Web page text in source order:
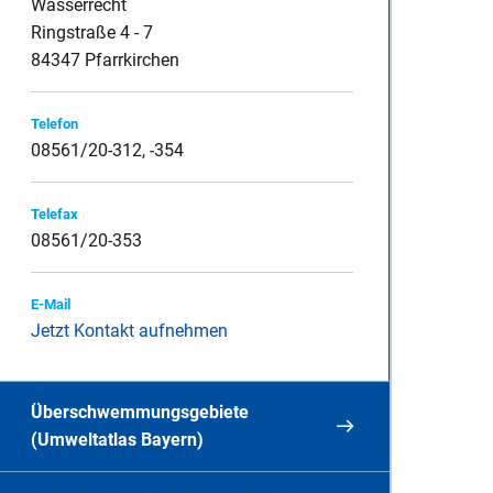
des
Wasserrecht
Ringstraße 4 - 7
84347 Pfarrkirchen
Telefon
08561/20-312, -354
Telefax
08561/20-353
E-Mail
Jetzt Kontakt aufnehmen
Überschwemmungsgebiete
(Umweltatlas Bayern)